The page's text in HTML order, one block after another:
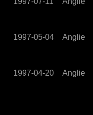
1997-05-04 Anglie
1997-04-20 Anglie